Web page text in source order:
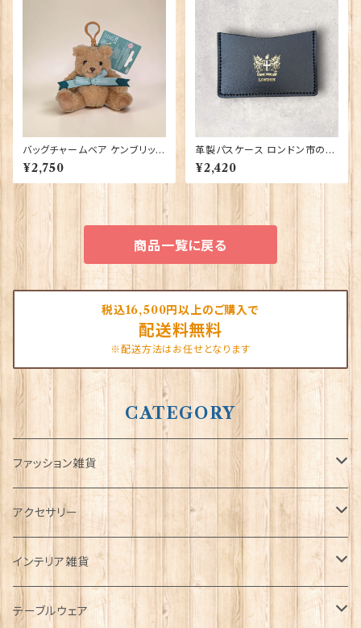
バッグチャームベア ケンブリッジ
大学 Elgate Products 904
28
¥2,750
革製パスケース ロンドン市の紋
章入り【Black】R.C.Brady 90
381-Black
¥2,420
商品一覧に戻る
税込16,500円以上のご購入で
配送料無料
※配送方法はお任せとなります
CATEGORY
ファッション雑貨
タータンネクタイ
帽子
キャップ
Tシャツ
アクセサリー
ORTAK
ブローチ
インテリア雑貨
インテリア置物
テーブルウェア